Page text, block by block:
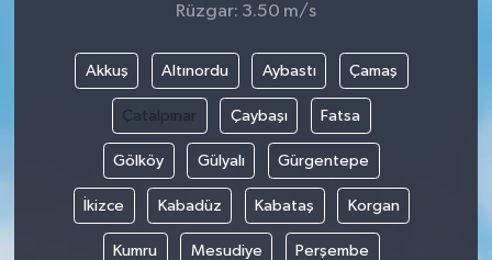
Rüzgar: 3.50 m/s
Akkuş Altınordu Aybastı Çamaş
Çatalpınar Çaybaşı Fatsa
Gölköy Gülyalı Gürgentepe
İkizce Kabadüz Kabataş Korgan
Kumru Mesudiye Perşembe